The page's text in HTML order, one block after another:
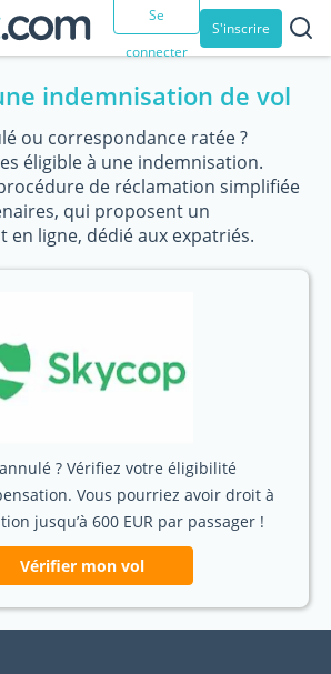
Se
connecter
S'inscrire
indemnisation de vol
ou correspondance ratée ?
éligible à une indemnisation.
de réclamation simplifiée
qui proposent un
en ligne, dédié aux expatriés.
? Vérifiez votre éligibilité
Vous pourriez avoir droit à
jusqu’à 600 EUR par passager !
Vérifier mon vol